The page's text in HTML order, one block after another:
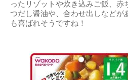
ったリゾットや炊き込みご飯、赤
つだし醤油や、合わせ出しなどが
も喜ばれそうですね！